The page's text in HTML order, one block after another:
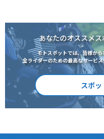
あなたのオススメ
モトスポットでは、皆様か
全ライダーのための最高なサービ
スポ